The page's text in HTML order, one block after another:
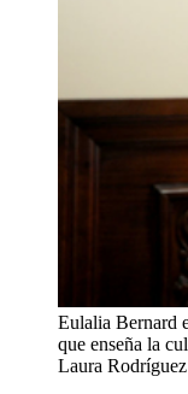
Eulalia Bernard
que enseña la
Laura